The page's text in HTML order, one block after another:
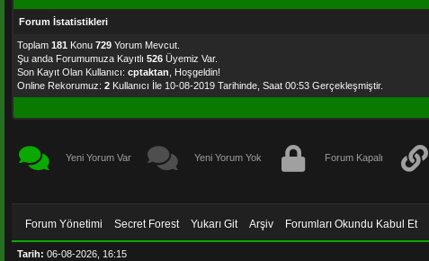
Forum İstatistikleri
Toplam181 Konu729 Yorum Mevcut.
Şu anda Forumumuza Kayıtlı526 Üyemiz Var.
Son Kayıt Olan Kullanıcı:cptaktan
, Hoşgeldin!
Online Rekorumuz:2 Kullanıcı İle 10-08-2019 Tarihinde, Saat 00:53 Gerçekleşmiştir.
Yeni Yorum Var Yeni Yorum Yok Forum Kapalı
Forum Yönetimi Secret Forest Yukarı Git Arşiv Forumları Okundu Kabul Et
Tarih: 06-08-2026, 16:15